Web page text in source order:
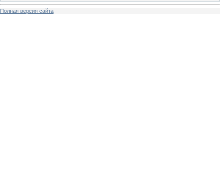
Полная версия сайта